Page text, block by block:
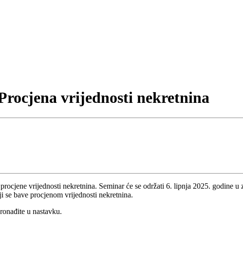
vrijednosti nekretnina
vrijednosti nekretnina. Seminar će se održati 6. lipnja 2025. godine
se bave procjenom vrijednosti nekretnina.
u nastavku.